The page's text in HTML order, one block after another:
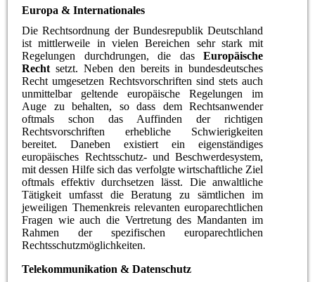
Europa & Internationales
Die Rechtsordnung der Bundesrepublik Deutschland
ist mittlerweile in vielen Bereichen sehr stark mit
Regelungen durchdrungen, die dasEuropäische
Recht setzt. Neben den bereits in bundesdeutsches
Recht umgesetzen Rechtsvorschriften sind stets auch
unmittelbar geltende europäische Regelungen im
Auge zu behalten, so dass dem Rechtsanwender
oftmals schon das Auffinden der richtigen
Rechtsvorschriften erhebliche Schwierigkeiten
bereitet. Daneben existiert ein eigenständiges
europäisches Rechtsschutz- und Beschwerdesystem,
mit dessen Hilfe sich das verfolgte wirtschaftliche Ziel
oftmals effektiv durchsetzen lässt. Die anwaltliche
Tätigkeit umfasst die Beratung zu sämtlichen im
jeweiligen Themenkreis relevanten europarechtlichen
Fragen wie auch die Vertretung des Mandanten im
Rahmen der spezifischen europarechtlichen
Rechtsschutzmöglichkeiten.
Telekommunikation & Datenschutz